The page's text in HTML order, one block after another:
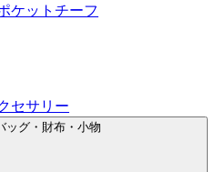
ケットチーフ
セサリー
ッグ・財布・小物